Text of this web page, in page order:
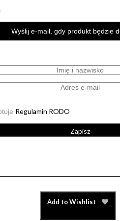
Wyślij e-mail, gdy produkt będzie
Regulamin RODO
Zapisz
Add to Wishlist